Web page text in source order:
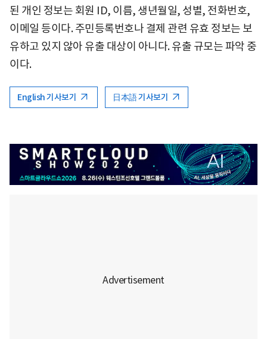
된 개인 정보는 회원 ID, 이름, 생년월일, 성별, 전화번호,
이메일 등이다. 주민등록번호나 결제 관련 유효 정보는 보
유하고 있지 않아 유출 대상이 아니다. 유출 규모는 파악 중
이다.
English 기사보기 日本語 기사보기